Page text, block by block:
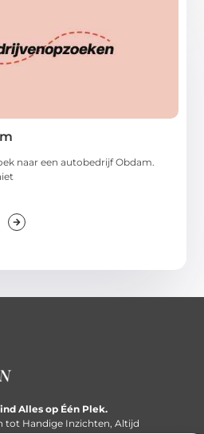
naar een autobedrijf Obdam.
Alles op Één Plek.
tot Handige Inzichten, Altijd